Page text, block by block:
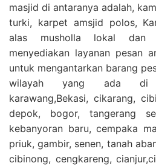
masjid di antaranya adalah,
turki, karpet amsjid polos,
alas musholla lokal dan
menyediakan layanan pesan
untuk mengantarkan barang
wilayah yang ada di
karawang,Bekasi, cikarang,
depok, bogor, tangerang
kebanyoran baru, cempaka
priuk, gambir, senen, tanah
cibinong, cengkareng,